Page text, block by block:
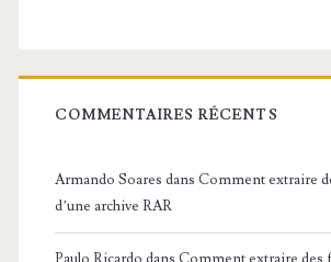
COMMENTAIRES RÉCENTS
Armando Soares dans Comment extraire
d’une archive RAR